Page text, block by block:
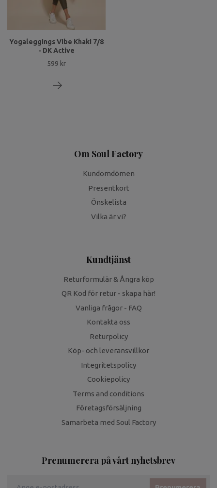
Yogaleggings Vibe Khaki 7/8
- DK Active
599 kr
Om Soul Factory
Kundomdömen
Presentkort
Önskelista
Vilka är vi?
Kundtjänst
Returformulär & Ångra köp
QR Kod för retur - skapa här!
Vanliga frågor - FAQ
Kontakta oss
Returpolicy
Köp- och leveransvillkor
Integritetspolicy
Cookiepolicy
Terms and conditions
Företagsförsäljning
Samarbeta med Soul Factory
Prenumerera på vårt nyhetsbrev